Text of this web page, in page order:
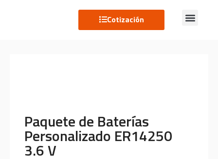
Cotización
Paquete de Baterías
Personalizado ER14250
3.6 V